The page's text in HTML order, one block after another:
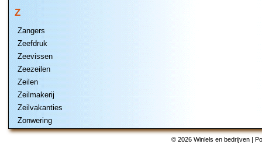
Z
Zangers
Zeefdruk
Zeevissen
Zeezeilen
Zeilen
Zeilmakerij
Zeilvakanties
Zonwering
© 2026 Winlels en bedrijven |